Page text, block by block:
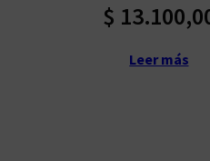
$
Leer más